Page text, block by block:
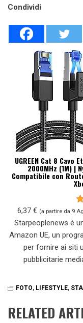
Condividi
UGREEN Cat 8
2000MHz (1M) |
Compatibile con
6,37 € (a partire da 9
Starpeoplenews è
Amazon UE, un
per fornire ai siti
pubblicitarie
FOTO, LIFESTYLE,
RELATED